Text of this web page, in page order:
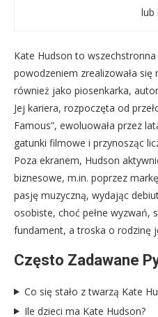
lub
Kate Hudson to
powodzeniem zrealizowała
również jako piosenkarka,
Jej kariera, rozpoczęta od
Famous”, ewoluowała przez
gatunki filmowe i przynosząc
Poza ekranem, Hudson
biznesowe, m.in. poprzez
pasję muzyczną, wydając
osobiste, choć pełne wyzwań,
fundament, a troska o rodzinę
Często Zadawane
Co się stało z twarzą Kate
Ile dzieci ma Kate Hudson?